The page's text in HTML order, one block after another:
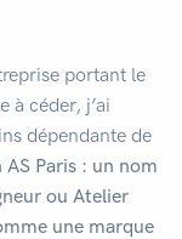
portant le
à céder, j’ai
dépendante de
AS Paris : un nom
ou Atelier
une marque